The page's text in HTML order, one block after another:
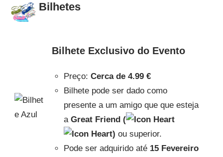
Bilhetes
Bilhete Exclusivo do Evento
Preço: Cerca de 4.99 €
Bilhete pode ser dado como
presente a um amigo que que esteja
a Great Friend (
) ou superior.
Pode ser adquirido até 15 Fevereiro